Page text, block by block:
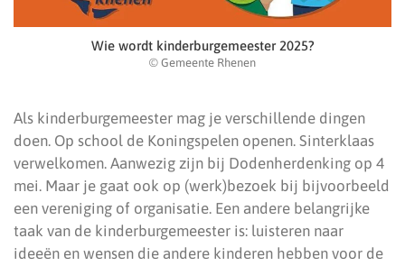
Wie wordt kinderburgemeester 2025?
© Gemeente Rhenen
Als kinderburgemeester mag je verschillende dingen
doen. Op school de Koningspelen openen. Sinterklaas
verwelkomen. Aanwezig zijn bij Dodenherdenking op 4
mei. Maar je gaat ook op (werk)bezoek bij bijvoorbeeld
een vereniging of organisatie. Een andere belangrijke
taak van de kinderburgemeester is: luisteren naar
ideeën en wensen die andere kinderen hebben voor de